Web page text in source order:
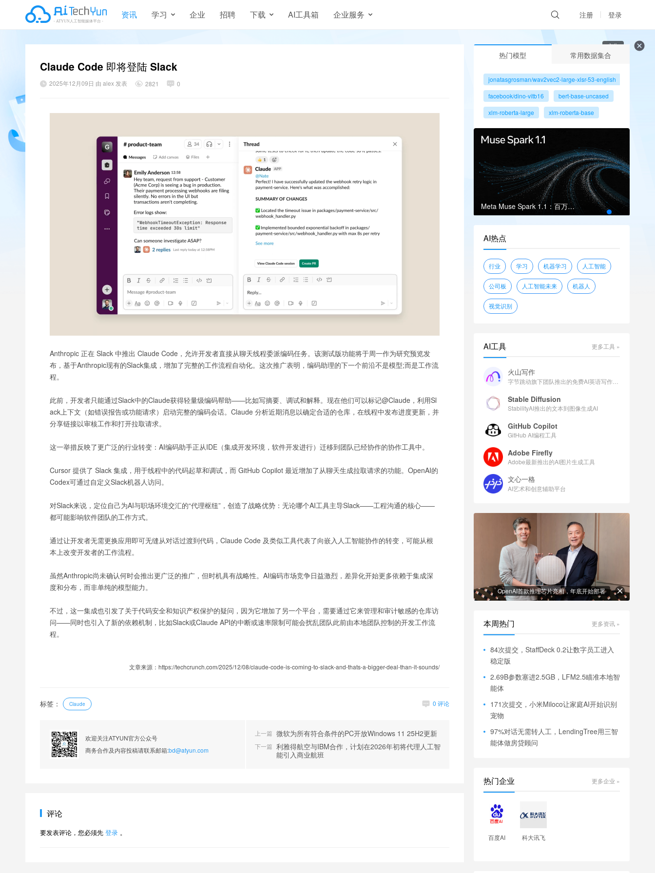
广告
资讯 学习 企业 招聘 下载 AI工具箱 企业服务 注册 登录
Claude Code 即将登陆 Slack
2025年12月09日 由 alex 发表 2821 0
Anthropic 正在 Slack 中推出 Claude Code，允许开发者直接从聊天线程委派编码任务。该测试版功能将于周一作为研究预览发
布，基于Anthropic现有的Slack集成，增加了完整的工作流程自动化。这次推广表明，编码助理的下一个前沿不是模型;而是工作流
程。
此前，开发者只能通过Slack中的Claude获得轻量级编码帮助——比如写摘要、调试和解释。现在他们可以标记@Claude，利用Sl
ack上下文（如错误报告或功能请求）启动完整的编码会话。Claude 分析近期消息以确定合适的仓库，在线程中发布进度更新，并
分享链接以审核工作和打开拉取请求。
这一举措反映了更广泛的行业转变：AI编码助手正从IDE（集成开发环境，软件开发进行）迁移到团队已经协作的协作工具中。
Cursor 提供了 Slack 集成，用于线程中的代码起草和调试，而 GitHub Copilot 最近增加了从聊天生成拉取请求的功能。OpenAI的
Codex可通过自定义Slack机器人访问。
对Slack来说，定位自己为AI与职场环境交汇的“代理枢纽”，创造了战略优势：无论哪个AI工具主导Slack——工程沟通的核心——
都可能影响软件团队的工作方式。
通过让开发者无需更换应用即可无缝从对话过渡到代码，Claude Code 及类似工具代表了向嵌入人工智能协作的转变，可能从根
本上改变开发者的工作流程。
虽然Anthropic尚未确认何时会推出更广泛的推广，但时机具有战略性。AI编码市场竞争日益激烈，差异化开始更多依赖于集成深
度和分布，而非单纯的模型能力。
不过，这一集成也引发了关于代码安全和知识产权保护的疑问，因为它增加了另一个平台，需要通过它来管理和审计敏感的仓库访
问——同时也引入了新的依赖机制，比如Slack或Claude API的中断或速率限制可能会扰乱团队此前由本地团队控制的开发工作流
程。
文章来源：https://techcrunch.com/2025/12/08/claude-code-is-coming-to-slack-and-thats-a-bigger-deal-than-it-sounds/
标签： Claude 0 评论
欢迎关注ATYUN官方公众号
商务合作及内容投稿请联系邮箱:bd@atyun.com
上一篇 微软为所有符合条件的PC开放Windows 11 25H2更新
下一篇 利雅得航空与IBM合作，计划在2026年初将代理人工智
能引入商业航班
评论
要发表评论，您必须先 登录 。
热门模型 常用数据集合
jonatasgrosman/wav2vec2-large-xlsr-53-english
facebook/dino-vitb16
bert-base-uncased
xlm-roberta-large
xlm-roberta-base
gpt2
microsoft/resnet-50
facebook/dino-vits8
Meta Muse Spark 1.1：百万上下文瞄准多智能体
piqa
EleutherAI/lambada_openai
facebook/flores
AI热点
行业 学习 机器学习 人工智能
公司板 人工智能未来 机器人
视觉识别
AI工具 更多工具 »
火山写作
Stable Diffusion
StabilityAI推出的文本到图像生成AI
GitHub Copilot
GitHub AI编程工具
Adobe Firefly
Adobe最新推出的AI图片生成工具
文心一格
AI艺术和创意辅助平台
OpenAI首款推理芯片亮相，年底开始部署
本周热门 更多资讯 »
84次提交，StaffDeck 0.2让数字员工进入
稳定版
2.69B参数塞进2.5GB，LFM2.5瞄准本地智
能体
171次提交，小米Miloco让家庭AI开始识别
宠物
97%对话无需转人工，LendingTree用三智
能体做房贷顾问
热门企业 更多企业 »
百度AI 科大讯飞